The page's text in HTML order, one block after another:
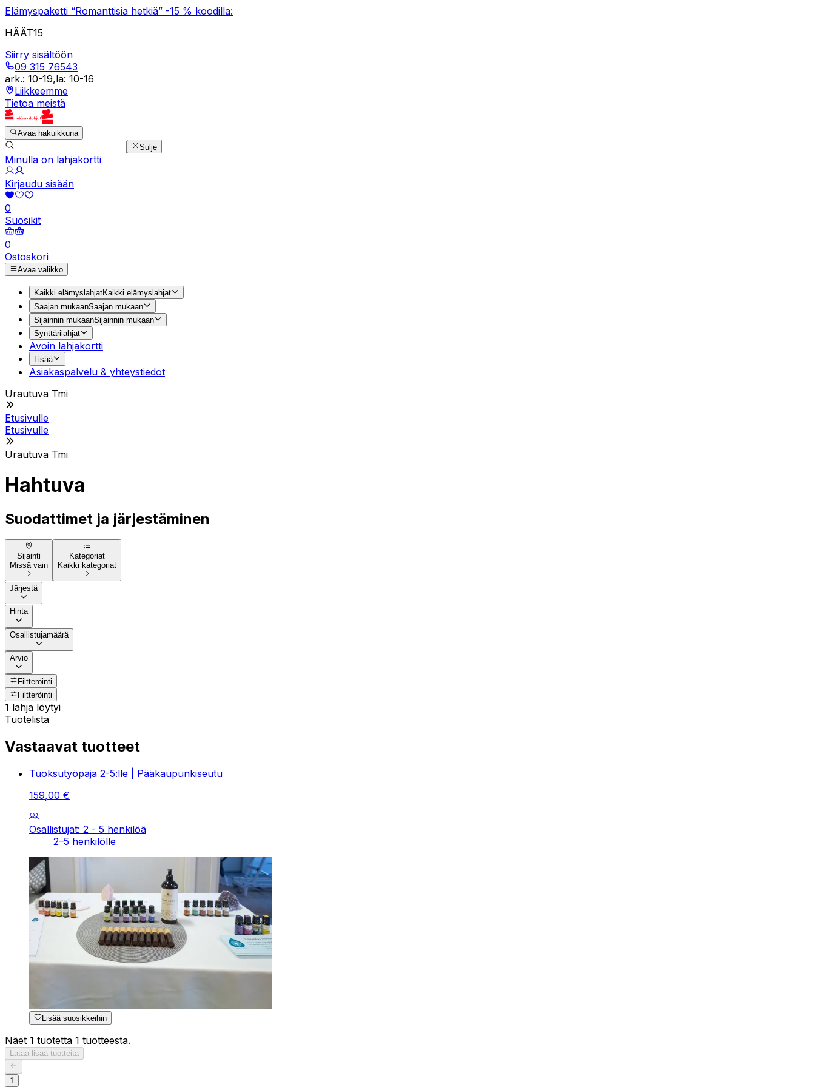
Elämyspaketti “Romanttisia hetkiä” -15 % koodilla:
HÄÄT15
Siirry sisältöön
09 315 76543
ark.: 10-19,la: 10-16
Liikkeemme
Tietoa meistä
Avaa hakuikkuna
Sulje
Minulla on lahjakortti
Kirjaudu sisään
0
Suosikit
0
Ostoskori
Avaa valikko
Kaikki elämyslahjatKaikki elämyslahjat
Saajan mukaanSaajan mukaan
Sijainnin mukaanSijainnin mukaan
Synttärilahjat
Avoin lahjakortti
Lisää
Asiakaspalvelu & yhteystiedot
Urautuva Tmi
Etusivulle
Etusivulle
Urautuva Tmi
Hahtuva
Suodattimet ja järjestäminen
Sijainti
Missä vain
Kategoriat
Kaikki kategoriat
Järjestä
Hinta
Osallistujamäärä
Arvio
Filtteröinti
Filtteröinti
1 lahja löytyi
Tuotelista
Vastaavat tuotteet
Tuoksutyöpaja 2-5:lle | Pääkaupunkiseutu
159,00 €
Osallistujat: 2 - 5 henkilöä
2–5 henkilölle
Lisää suosikkeihin
Näet 1 tuotetta 1 tuotteesta.
Lataa lisää tuotteita
1